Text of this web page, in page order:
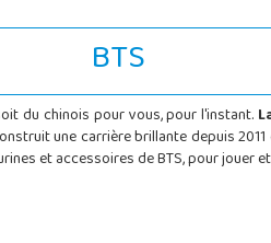
BTS
du chinois pour vous, pour l'instant.
une carrière brillante depuis
et accessoires de BTS, pour jouer